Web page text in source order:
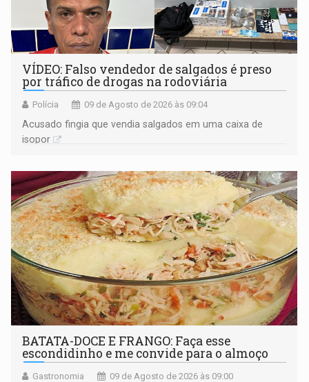
VÍDEO: Falso vendedor de salgados é preso
por tráfico de drogas na rodoviária
Polícia 09 de Agosto de 2026 às 09:04
Acusado fingia que vendia salgados em uma caixa de
isopor
BATATA-DOCE E FRANGO: Faça esse
escondidinho e me convide para o almoço
Gastronomia 09 de Agosto de 2026 às 09:00